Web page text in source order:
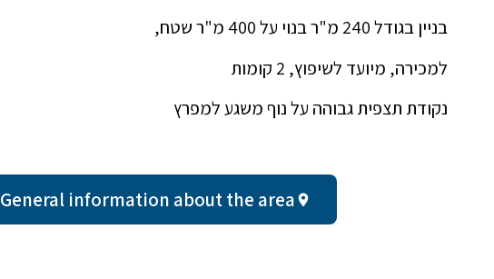
בניין בגודל 240 מ"ר בנוי על 400 מ"ר שטח,
למכירה, מיועד לשיפוץ, 2 קומות
נקודת תצפית גבוהה על נוף משגע למפרץ
General information about the area - לפקדה